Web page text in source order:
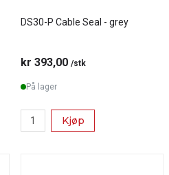
DS30-P Cable Seal - grey
kr 393,00 /stk
På lager
Kjøp